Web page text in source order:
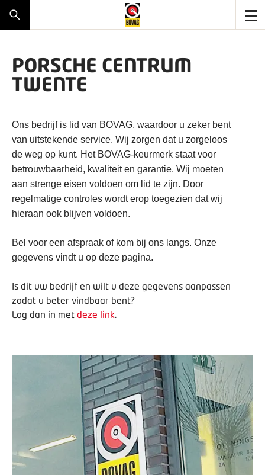
PORSCHE CENTRUM
TWENTE
Ons bedrijf is lid van BOVAG, waardoor u zeker bent
van uitstekende service. Wij zorgen dat u zorgeloos
de weg op kunt. Het BOVAG-keurmerk staat voor
betrouwbaarheid, kwaliteit en garantie. Wij moeten
aan strenge eisen voldoen om lid te zijn. Door
regelmatige controles wordt erop toegezien dat wij
hieraan ook blijven voldoen.
Bel voor een afspraak of kom bij ons langs. Onze
gegevens vindt u op deze pagina.
Is dit uw bedrijf en wilt u deze gegevens aanpassen
zodat u beter vindbaar bent?
Log dan in met deze link.